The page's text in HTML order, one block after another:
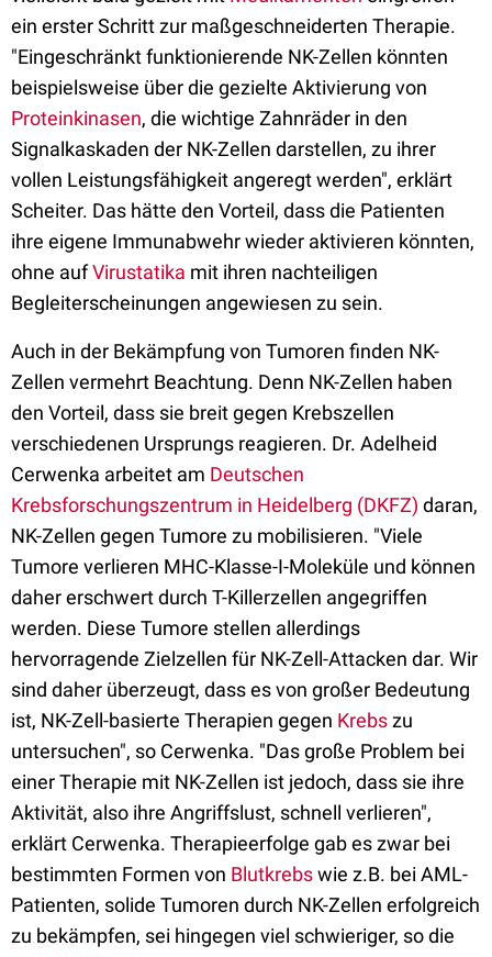
ein erster Schritt zur maßgeschneiderten Therapie.
"Eingeschränkt funktionierende NK-Zellen könnten
beispielsweise über die gezielte Aktivierung von
Proteinkinasen, die wichtige Zahnräder in den
Signalkaskaden der NK-Zellen darstellen, zu ihrer
vollen Leistungsfähigkeit angeregt werden", erklärt
Scheiter. Das hätte den Vorteil, dass die Patienten
ihre eigene Immunabwehr wieder aktivieren könnten,
ohne aufVirustatika mit ihren nachteiligen
Begleiterscheinungen angewiesen zu sein.
Auch in der Bekämpfung von Tumoren finden NK-
Zellen vermehrt Beachtung. Denn NK-Zellen haben
den Vorteil, dass sie breit gegen Krebszellen
verschiedenen Ursprungs reagieren. Dr. Adelheid
Cerwenka arbeitet am Deutschen
Krebsforschungszentrum in Heidelberg (DKFZ) daran,
NK-Zellen gegen Tumore zu mobilisieren. "Viele
Tumore verlieren MHC-Klasse-I-Moleküle und können
daher erschwert durch T-Killerzellen angegriffen
werden. Diese Tumore stellen allerdings
hervorragende Zielzellen für NK-Zell-Attacken dar. Wir
sind daher überzeugt, dass es von großer Bedeutung
ist, NK-Zell-basierte Therapien gegen Krebszu
untersuchen", so Cerwenka. "Das große Problem bei
einer Therapie mit NK-Zellen ist jedoch, dass sie ihre
Aktivität, also ihre Angriffslust, schnell verlieren",
erklärt Cerwenka. Therapieerfolge gab es zwar bei
bestimmten Formen von Blutkrebswie z.B. bei AML-
Patienten, solide Tumoren durch NK-Zellen erfolgreich
zu bekämpfen, sei hingegen viel schwieriger, so die